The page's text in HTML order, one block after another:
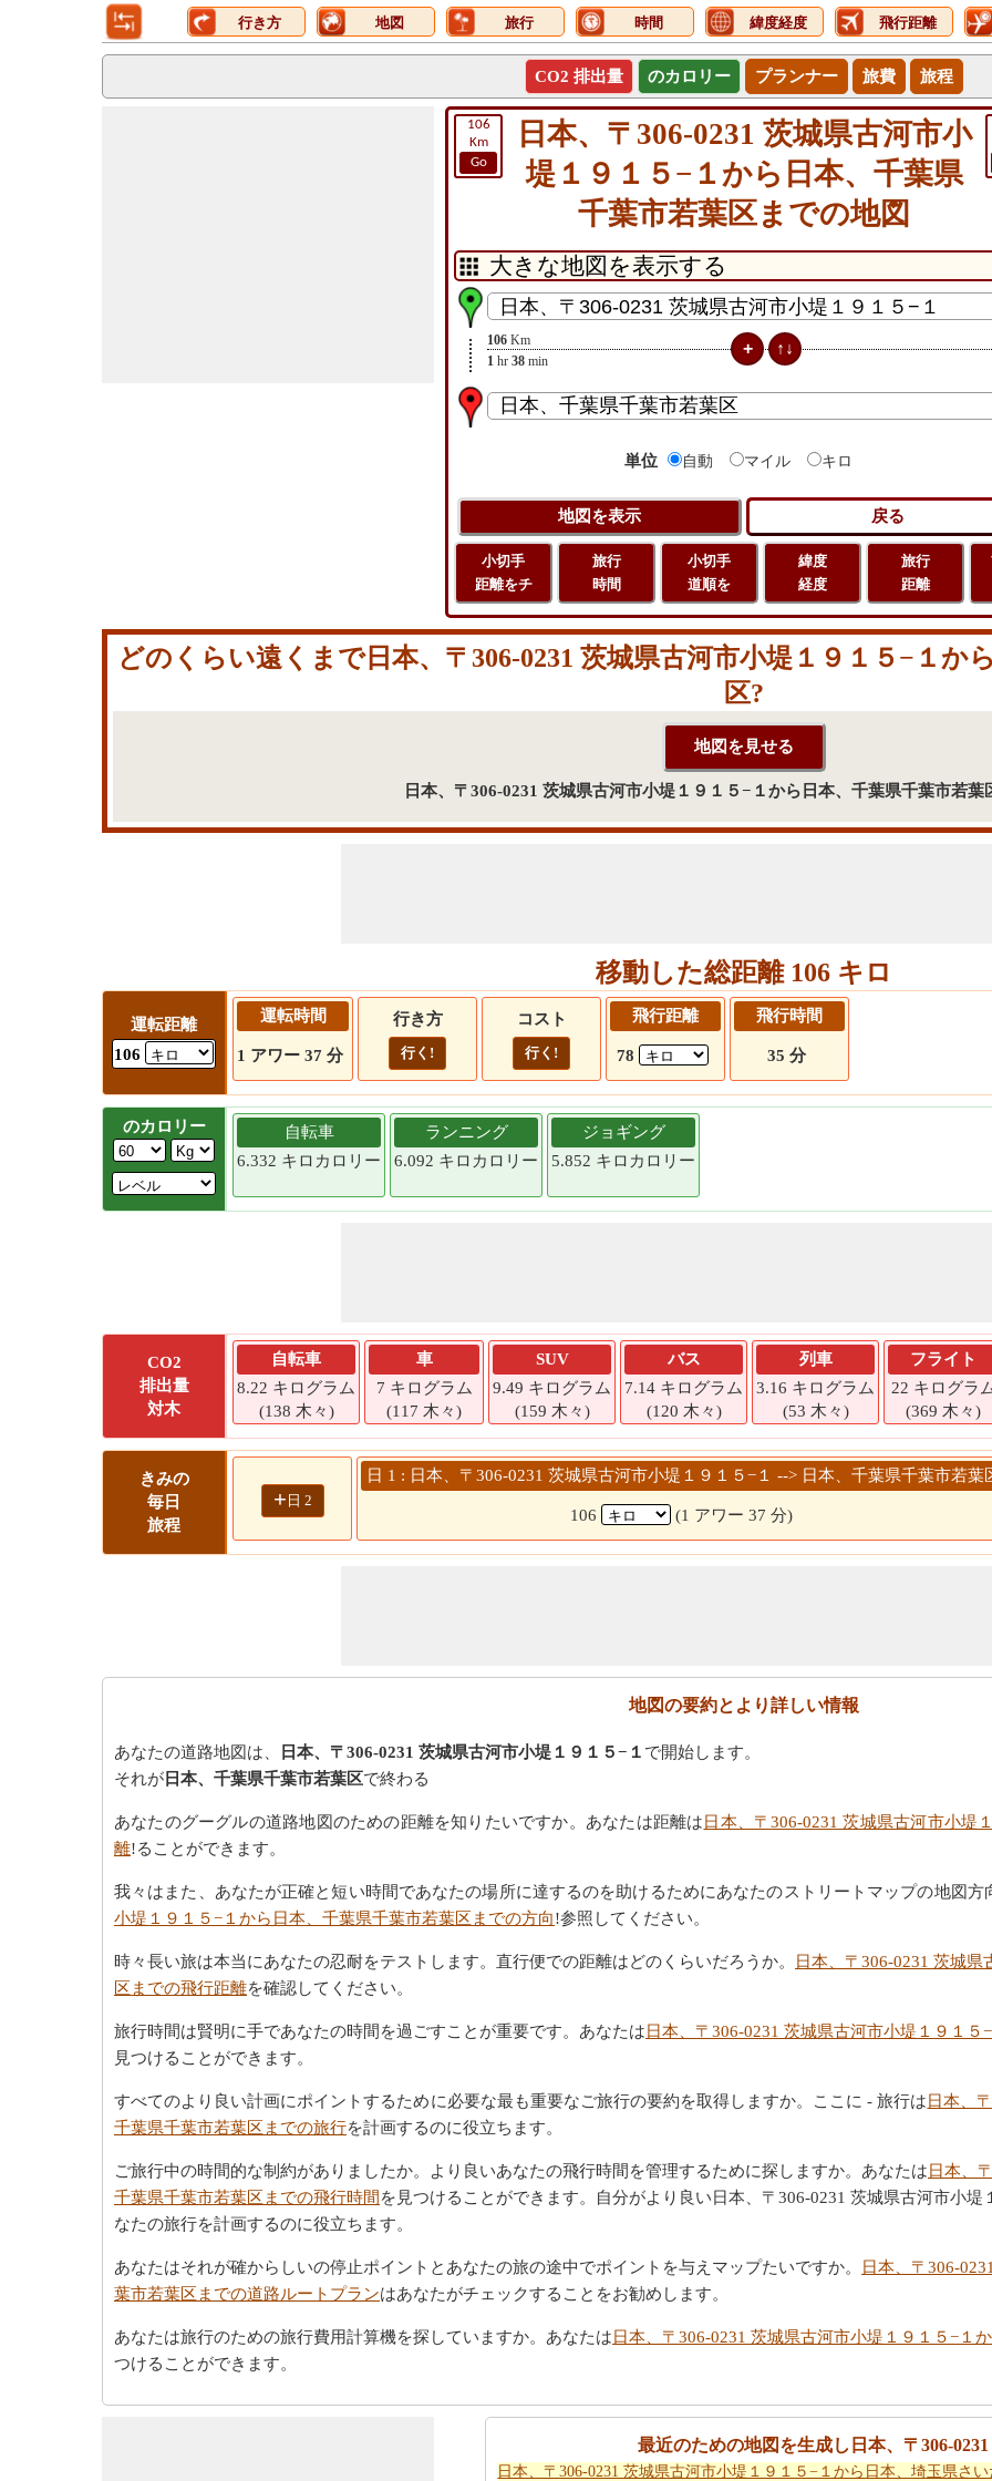
行き方 地図 旅行 時間 緯度経度 飛行距離
CO2 排出量 のカロリー プランナー 旅費 旅程
106
Km
Go
日本、〒306-0231 茨城県古河市小
堤１９１５−１から日本、千葉県
千葉市若葉区までの地図
106 Km
1 hr 38 min
単位 自動 マイル キロ
小切手
距離をチ
旅行
時間
小切手
道順を
緯度
経度
旅行
距離
どのくらい遠くまで日本、〒306-0231 茨城県古河市小堤１９１５−１か
区?
日本、〒306-0231 茨城県古河市小堤１９１５−１から日本、千葉県千葉市若葉
移動した総距離 106 キロ
運転距離
106
運転時間
1 アワー 37 分
行き方
行く!
コスト
行く!
飛行距離
78
飛行時間
35 分
のカロリー
自転車
6.332 キロカロリー
ランニング
6.092 キロカロリー
ジョギング
5.852 キロカロリー
CO2
排出量
対木
自転車
8.22 キログラム
(138 木々)
車
7 キログラム
(117 木々)
SUV
9.49 キログラム
(159 木々)
バス
7.14 キログラム
(120 木々)
列車
3.16 キログラム
(53 木々)
フライト
22 キログラ
(369 木々)
きみの
毎日
旅程
+ 日 2
日 1 : 日本、〒306-0231 茨城県古河市小堤１９１５−１ --> 日本、千葉県千葉市若葉
106 (1 アワー 37 分)
地図の要約とより詳しい情報
あなたの道路地図は、 日本、〒306-0231 茨城県古河市小堤１９１５−１ で開始します。
それが 日本、千葉県千葉市若葉区で終わる
あなたのグーグルの道路地図のための距離を知りたいですか。あなたは距離は日本、〒306-0231 茨城県古河市小堤
離!ることができます。
我々はまた、あなたが正確と短い時間であなたの場所に達するのを助けるためにあなたのストリートマップの地図方
小堤１９１５−１から日本、千葉県千葉市若葉区までの方向!参照してください。
時々長い旅は本当にあなたの忍耐をテストします。直行便での距離はどのくらいだろうか。
日本、〒306-0231 茨城
区までの飛行距離を確認してください。
旅行時間は賢明に手であなたの時間を過ごすことが重要です。あなたは日本、〒306-0231 茨城県古河市小堤１９１
見つけることができます。
すべてのより良い計画にポイントするために必要な最も重要なご旅行の要約を取得しますか。ここに - 旅行は日本、
千葉県千葉市若葉区までの旅行を計画するのに役立ちます。
ご旅行中の時間的な制約がありましたか。より良いあなたの飛行時間を管理するために探しますか。あなたは日本、
千葉県千葉市若葉区までの飛行時間を見つけることができます。自分がより良い日本、〒306-0231 茨城県古河市小
なたの旅行を計画するのに役立ちます。
あなたはそれが確からしいの停止ポイントとあなたの旅の途中でポイントを与えマップたいですか。
日本、〒306-
葉市若葉区までの道路ルートプランはあなたがチェックすることをお勧めします。
あなたは旅行のための旅行費用計算機を探していますか。あなたは日本、〒306-0231 茨城県古河市小堤１９１５−１
つけることができます。
最近のための地図を生成し日本、〒306-
日本、〒306-0231 茨城県古河市小堤１９１５−１から日本、埼玉県さ